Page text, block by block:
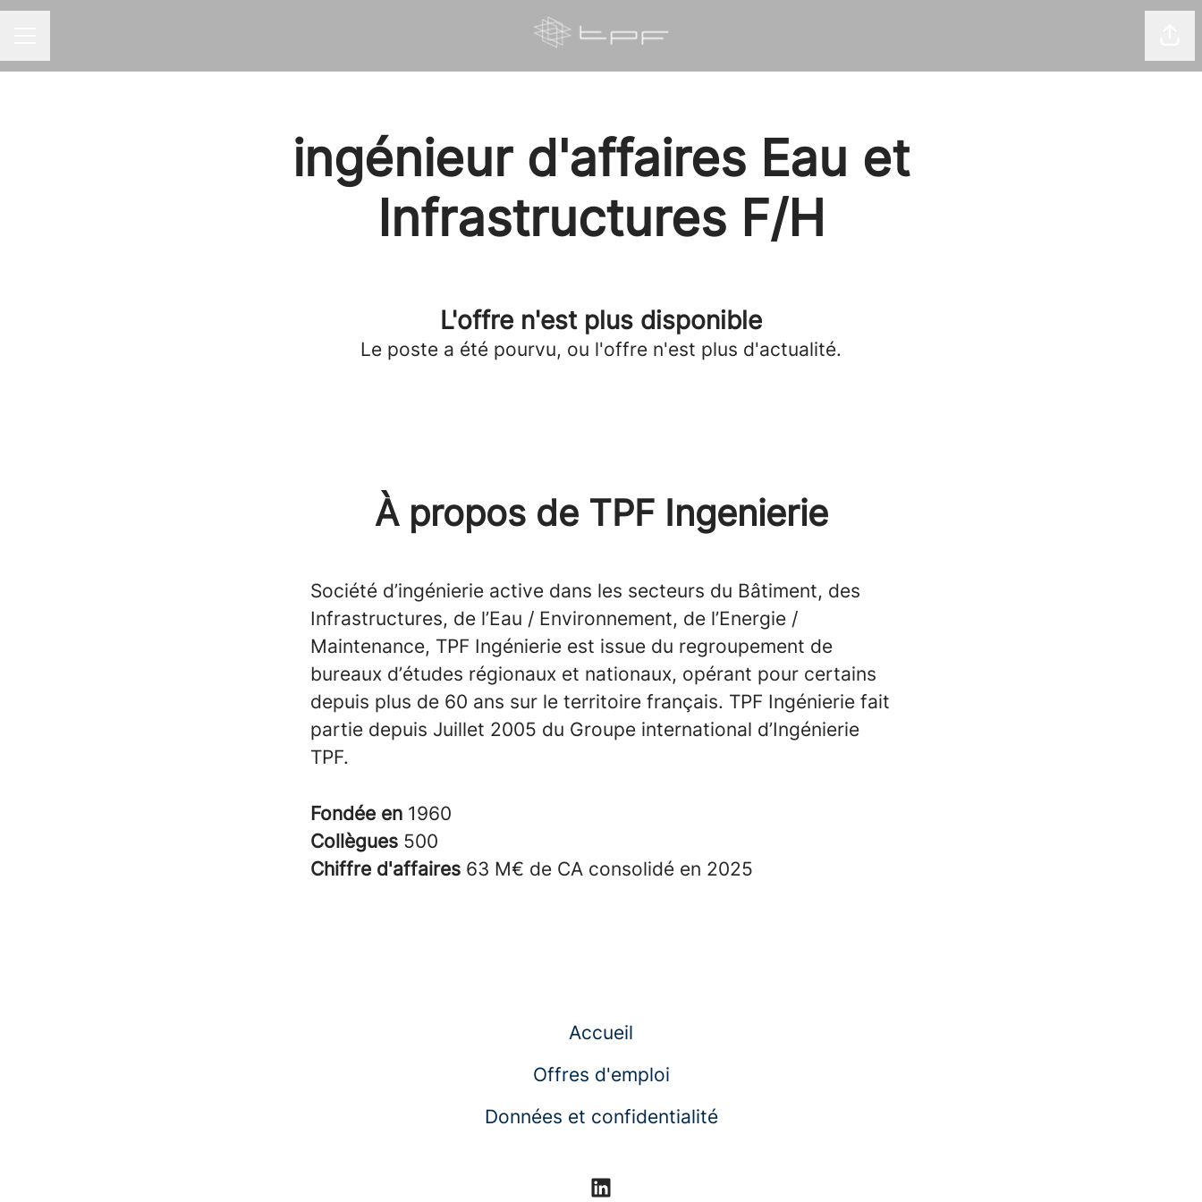
ingénieur d'affaires Eau et
Infrastructures F/H
L'offre n'est plus disponible
Le poste a été pourvu, ou l'offre n'est plus d'actualité.
À propos de TPF Ingenierie
Société d’ingénierie active dans les secteurs du Bâtiment, des
Infrastructures, de l’Eau / Environnement, de l’Energie /
Maintenance, TPF Ingénierie est issue du regroupement de
bureaux d’études régionaux et nationaux, opérant pour certains
depuis plus de 60 ans sur le territoire français. TPF Ingénierie fait
partie depuis Juillet 2005 du Groupe international d’Ingénierie
TPF.
Fondée en 1960
Collègues 500
Chiffre d'affaires 63 M€ de CA consolidé en 2025
Accueil
Offres d'emploi
Données et confidentialité